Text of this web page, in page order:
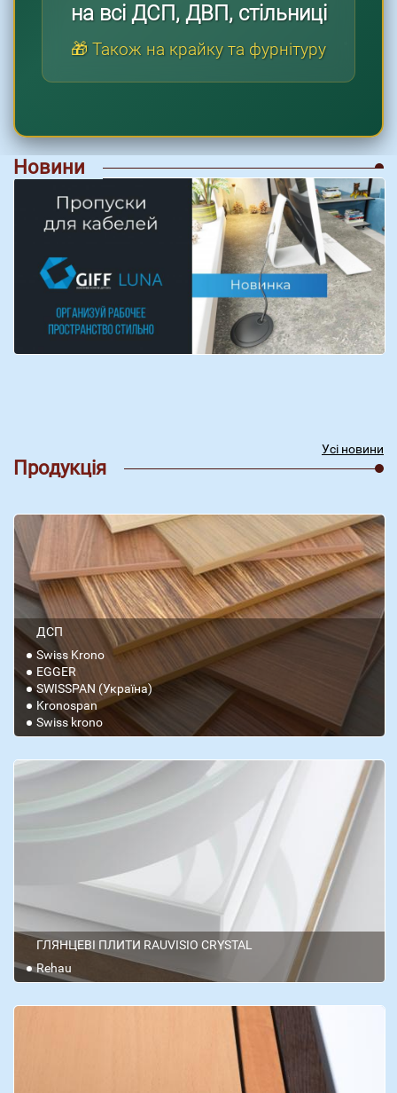
на всі ДСП, ДВП, стільниці
🎁 Також на крайку та фурнітуру
Новини
Усі новини
Продукція
ДСП
Swiss Krono
EGGER
SWISSPAN (Україна)
Kronospan
Swiss krono
ГЛЯНЦЕВІ ПЛИТИ RAUVISIO CRYSTAL
Rehau